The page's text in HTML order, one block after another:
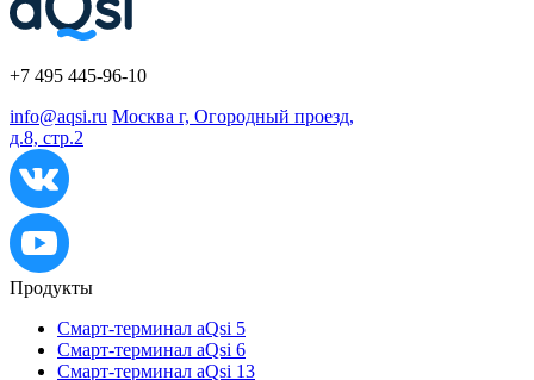
+7 495 445-96-10
info@aqsi.ru Москва г, Огородный проезд,
д.8, стр.2
Продукты
Смарт-терминал aQsi 5
Смарт-терминал aQsi 6
Смарт-терминал aQsi 13